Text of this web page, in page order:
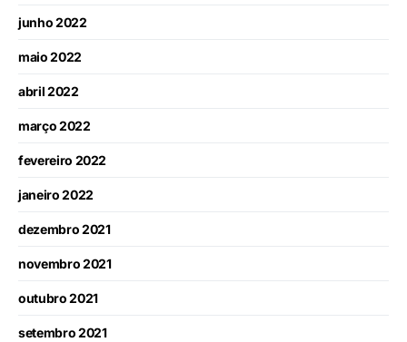
junho 2022
maio 2022
abril 2022
março 2022
fevereiro 2022
janeiro 2022
dezembro 2021
novembro 2021
outubro 2021
setembro 2021